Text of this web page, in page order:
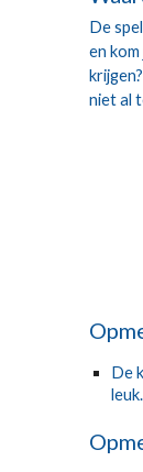
De
en
niet al
De